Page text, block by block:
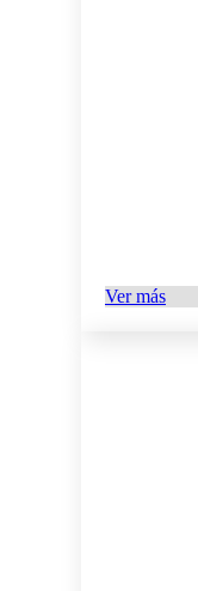
Ver más